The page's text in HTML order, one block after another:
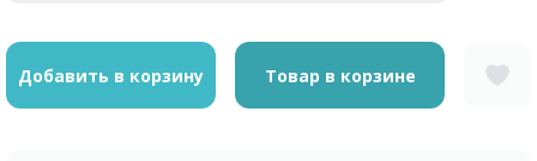
Добавить в корзину Товар в корзине